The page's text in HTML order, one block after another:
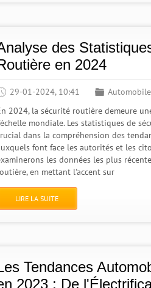
des
en 2024
29-01-2024, 10:41 Automobile
2024, la sécurité routière demeure
mondiale. Les statistiques de
dans la compréhension des
font face les autorités et les
les données les plus
en mettant l'accent sur
LIRE LA SUITE
Tendances
2023 : De